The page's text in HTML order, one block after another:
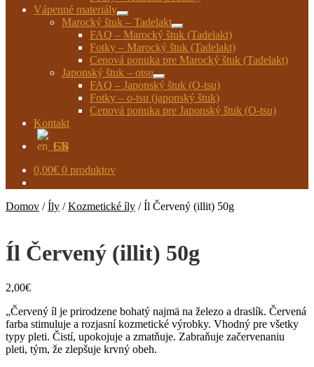
Vápenné materiály
Rozbaliť
podradené
menu
Marocký štuk – Tadelakt
Rozbaliť
podradené
menu
FAQ – Marocký štuk (Tadelakt)
Fotky – Marocký štuk (Tadelakt)
Cenová ponuka pre Marocký štuk (Tadelakt)
Japonský štuk – otsu
Rozbaliť
podradené
menu
FAQ – Japonský štuk (O-tsu)
Fotky – o-tsu (japonský štuk)
Cenová ponuka pre Japonský štuk (O-tsu)
Kontakt
EN
0,00€ 0 produktov
Domov /Íly /Kozmetické íly /Íl Červený (illit) 50g
Íl Červený (illit) 50g
2,00€
„Červený íl je prirodzene bohatý najmä na železo a draslík. Červená
farba stimuluje a rozjasní kozmetické výrobky. Vhodný pre všetky
typy pleti. Čistí, upokojuje a zmatňuje. Zabraňuje začervenaniu
pleti, tým, že zlepšuje krvný obeh.